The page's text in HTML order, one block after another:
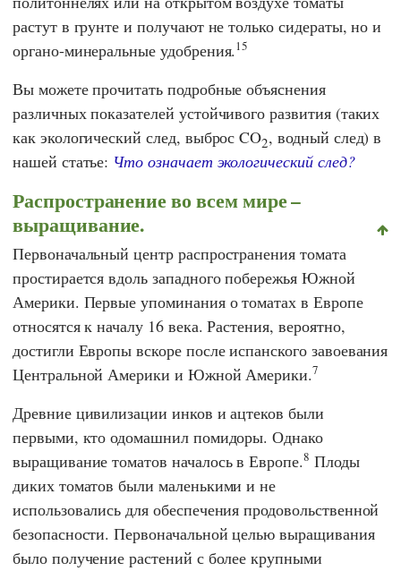
растут в грунте и получают не только сидераты, но и
органо-минеральные удобрения.15
Вы можете прочитать подробные объяснения
различных показателей устойчивого развития (таких
как экологический след, выброс CO2, водный след) в
нашей статье: Что означает экологический след?
Распространение во всем мире –
выращивание.
Первоначальный центр распространения томата
простирается вдоль западного побережья Южной
Америки. Первые упоминания о томатах в Европе
относятся к началу 16 века. Растения, вероятно,
достигли Европы вскоре после испанского завоевания
Центральной Америки и Южной Америки.7
Древние цивилизации инков и ацтеков были
первыми, кто одомашнил помидоры. Однако
выращивание томатов началось в Европе.8 Плоды
диких томатов были маленькими и не
использовались для обеспечения продовольственной
безопасности. Первоначальной целью выращивания
было получение растений с более крупными